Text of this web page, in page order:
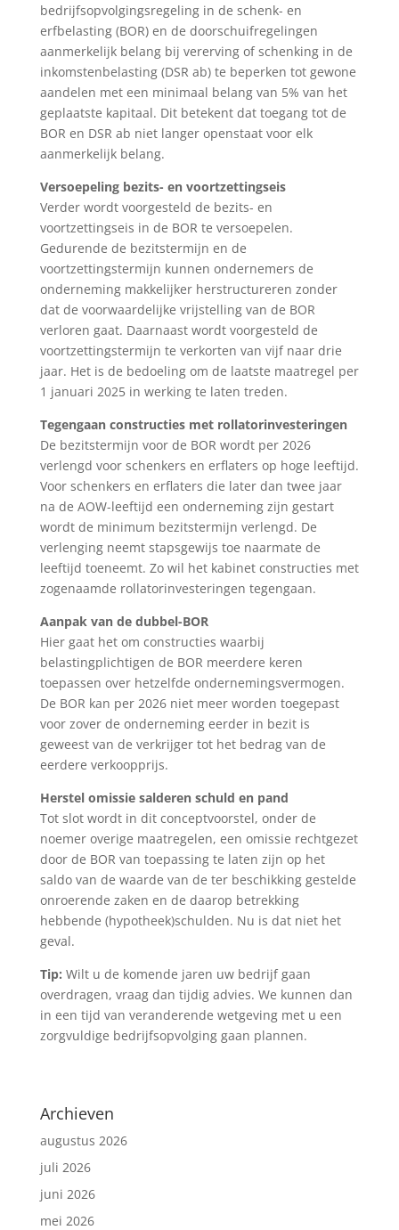
bedrijfsopvolgingsregeling in de schenk- en
erfbelasting (BOR) en de doorschuifregelingen
aanmerkelijk belang bij vererving of schenking in de
inkomstenbelasting (DSR ab) te beperken tot gewone
aandelen met een minimaal belang van 5% van het
geplaatste kapitaal. Dit betekent dat toegang tot de
BOR en DSR ab niet langer openstaat voor elk
aanmerkelijk belang.
Versoepeling bezits- en voortzettingseis
Verder wordt voorgesteld de bezits- en
voortzettingseis in de BOR te versoepelen.
Gedurende de bezitstermijn en de
voortzettingstermijn kunnen ondernemers de
onderneming makkelijker herstructureren zonder
dat de voorwaardelijke vrijstelling van de BOR
verloren gaat. Daarnaast wordt voorgesteld de
voortzettingstermijn te verkorten van vijf naar drie
jaar. Het is de bedoeling om de laatste maatregel per
1 januari 2025 in werking te laten treden.
Tegengaan constructies met rollatorinvesteringen
De bezitstermijn voor de BOR wordt per 2026
verlengd voor schenkers en erflaters op hoge leeftijd.
Voor schenkers en erflaters die later dan twee jaar
na de AOW-leeftijd een onderneming zijn gestart
wordt de minimum bezitstermijn verlengd. De
verlenging neemt stapsgewijs toe naarmate de
leeftijd toeneemt. Zo wil het kabinet constructies met
zogenaamde rollatorinvesteringen tegengaan.
Aanpak van de dubbel-BOR
Hier gaat het om constructies waarbij
belastingplichtigen de BOR meerdere keren
toepassen over hetzelfde ondernemingsvermogen.
De BOR kan per 2026 niet meer worden toegepast
voor zover de onderneming eerder in bezit is
geweest van de verkrijger tot het bedrag van de
eerdere verkoopprijs.
Herstel omissie salderen schuld en pand
Tot slot wordt in dit conceptvoorstel, onder de
noemer overige maatregelen, een omissie rechtgezet
door de BOR van toepassing te laten zijn op het
saldo van de waarde van de ter beschikking gestelde
onroerende zaken en de daarop betrekking
hebbende (hypotheek)schulden. Nu is dat niet het
geval.
Tip: Wilt u de komende jaren uw bedrijf gaan
overdragen, vraag dan tijdig advies. We kunnen dan
in een tijd van veranderende wetgeving met u een
zorgvuldige bedrijfsopvolging gaan plannen.
Archieven
augustus 2026
juli 2026
juni 2026
mei 2026